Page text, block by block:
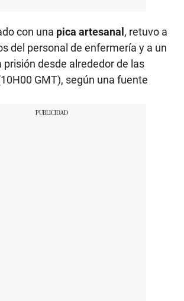
con una pica artesanal , retuvo a
del personal de enfermería y a un
prisión desde alrededor de las
GMT), según una fuente